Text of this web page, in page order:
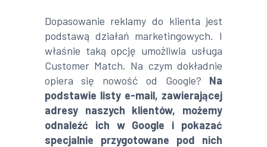
Dopasowanie reklamy do klienta jest
podstawą działań marketingowych. I
właśnie taką opcję umożliwia usługa
Customer Match. Na czym dokładnie
opiera się nowość od Google? Na
podstawie listy e-mail, zawierającej
adresy naszych klientów, możemy
odnaleźć ich w Google i pokazać
specjalnie przygotowane pod nich